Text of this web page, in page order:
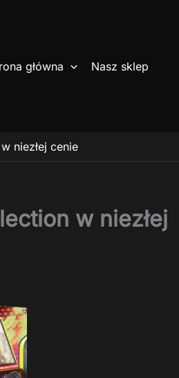
główna Nasz sklep
niezłej cenie
w niezłej